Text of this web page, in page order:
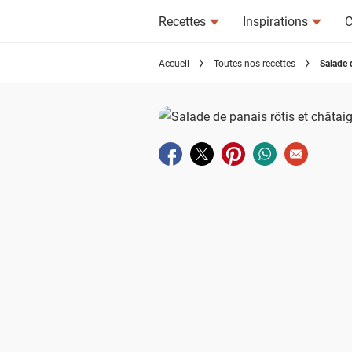
Recettes Inspirations
Accueil Toutes nos recettes Salade
Partager sur facebook
Partager sur twitter
Partager sur pinterest
Partager sur
Envoyer à